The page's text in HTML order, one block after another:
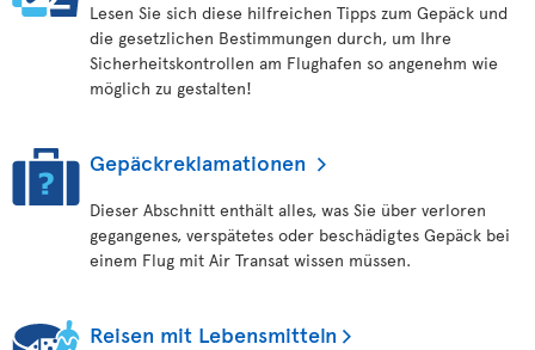
Lesen Sie sich diese hilfreichen Tipps zum Gepäck und
die gesetzlichen Bestimmungen durch, um Ihre
Sicherheitskontrollen am Flughafen so angenehm wie
möglich zu gestalten!
Gepäckreklamationen
Dieser Abschnitt enthält alles, was Sie über verloren
gegangenes, verspätetes oder beschädigtes Gepäck bei
einem Flug mit Air Transat wissen müssen.
Reisen mit Lebensmitteln